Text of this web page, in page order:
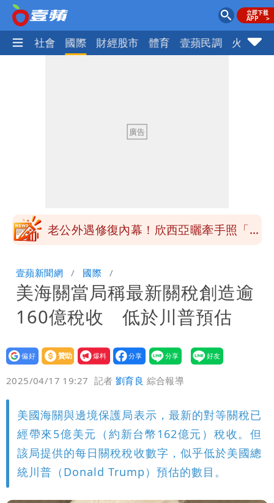
政治 社會 國際 財經股市 體育 壹蘋民調 火線話
慈濟被騙10億！陳時中一語成讖 王必
雨最大
老公外遇修復內幕！欣西亞曬牽手照「2
恐發陸警
慈濟被騙10億！陳時中一語成讖 王必
勝：時間久看出睿智
壹蘋新聞網 國際
美海關當局稱最新關稅創造逾
160億稅收 低於川普預估
設為
贊助
我要
爆料
2025/04/17 19:27 記者劉育良 綜合報導
美國海關與邊境保護局表示，最新的對等關稅已
經帶來5億美元（約新台幣162億元）稅收。但
該局提供的每日關稅稅收數字，似乎低於美國總
統川普（Donald Trump）預估的數目。